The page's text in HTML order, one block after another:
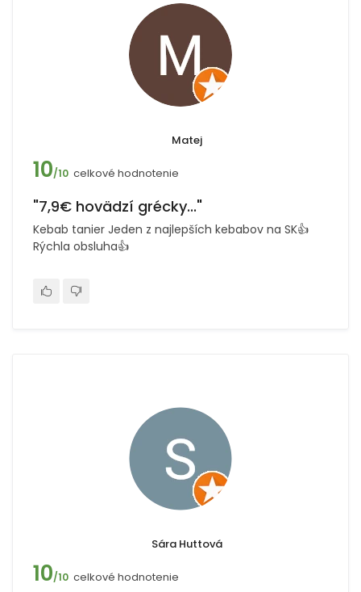
Matej
10/10 celkové hodnotenie
"7,9€ hovädzí grécky..."
Kebab tanier Jeden z najlepších kebabov na SK👍
Rýchla obsluha👍
Sára Huttová
10/10 celkové hodnotenie